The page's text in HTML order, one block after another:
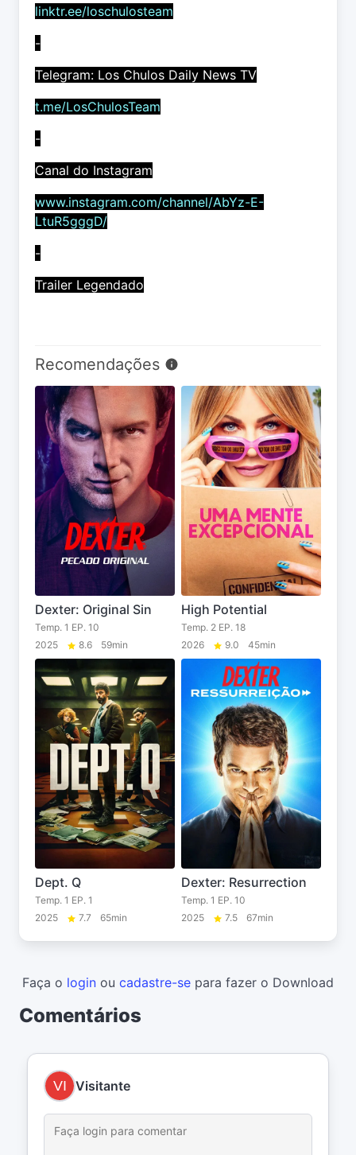
linktr.ee/loschulosteam
-
Telegram: Los Chulos Daily News TV
t.me/LosChulosTeam
-
Canal do Instagram
www.instagram.com/channel/AbYz-E-
LtuR5gggD/
-
Trailer Legendado
Recomendações
Dexter: Original Sin
Temp. 1 EP. 10
2025
8.6 59min
High Potential
Temp. 2 EP. 18
2026
9.0 45min
Dept. Q
Temp. 1 EP. 1
2025
7.7 65min
Dexter: Resurrection
Temp. 1 EP. 10
2025
7.5 67min
Faça o login ou cadastre-se para fazer o Download
Comentários
Visitante